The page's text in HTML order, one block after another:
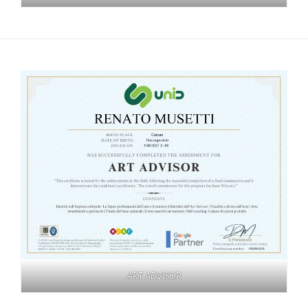
ART ADVISOR